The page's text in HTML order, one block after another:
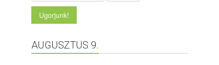
AUGUSZTUS 9.